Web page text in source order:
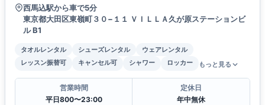
西馬込駅から車で5分
東京都大田区東嶺町３０−１１ ＶＩＬＬＡ久が原ステーションビ
ル B1
タオルレンタル シューズレンタル
ウェアレンタル
レッスン振替可
キャンセル可 シャワー ロッカー もっと見る
営業時間
平日800〜23:00
定休日
年中無休